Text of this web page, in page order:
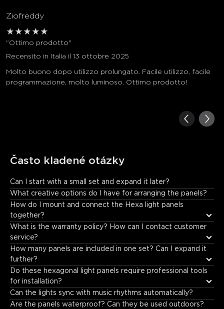
Ziofreddy
★ ★ ★ ★ ★
"Ottimo prodotto"
Recensito in Italia il 13 ottobre 2025
Molto buono dopo utilizzo prolungato. Facile utilizzo, facile
programmazione, molto luminoso. Ottimo prodotto!
Často kladené otázky
Can I start with a small set and expand it later?
Absolutely. This is a key feature of the Glide Hexa system. You
can start with a starter kit (e.g., 6 or 9 panels) and later
panels) to grow your design. The magnetic connections make it
easy to add on at any time.
What creative options do I have for arranging the panels?
How do I mount and connect the Hexa light panels
together?
What is the warranty policy? How can I contact customer
service?
How many panels are included in one set? Can I expand it
further?
Do these hexagonal light panels require professional tools
for installation?
Can the lights sync with music rhythms automatically?
Are the panels waterproof? Can they be used outdoors?